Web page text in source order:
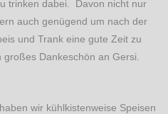
trinken dabei. Davon nicht nur
auch genügend um nach der
und Trank eine gute Zeit zu
Dankeschön an Gersi.
wir kühlkistenweise Speisen